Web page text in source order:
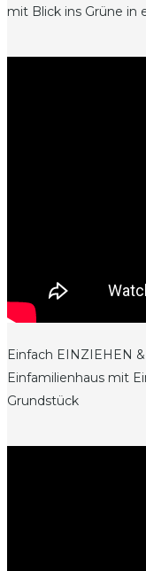
mit Blick ins Grüne in
Einfach EINZIEHEN
Einfamilienhaus mit
Grundstück